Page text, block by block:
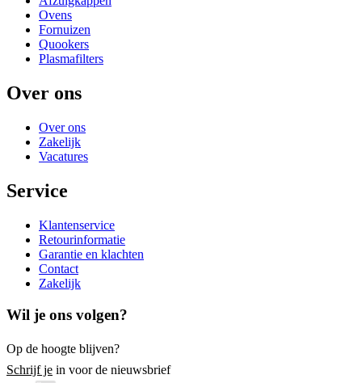
Ovens
Fornuizen
Quookers
Plasmafilters
Over ons
Over ons
Zakelijk
Vacatures
Service
Klantenservice
Retourinformatie
Garantie en klachten
Contact
Zakelijk
Wil je ons volgen?
Op de hoogte blijven?
Schrijf je in voor de nieuwsbrief